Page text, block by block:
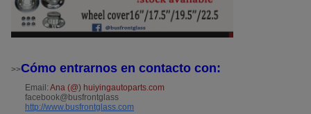
>>Cómo entrarnos en contacto con:
Email: Ana (@) huiyingautoparts.com
facebook@busfrontglass
http://www.busfrontglass.com